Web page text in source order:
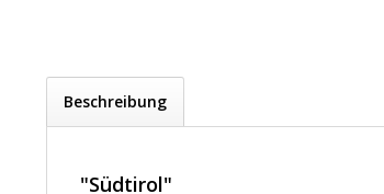
Beschreibung
"Südtirol"